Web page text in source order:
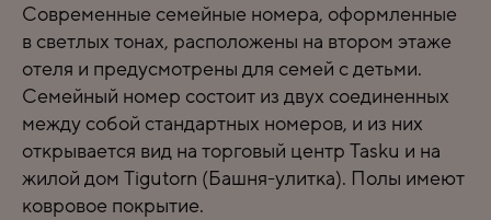
Современные семейные номера, оформленные
в светлых тонах, расположены на втором этаже
отеля и предусмотрены для семей с детьми.
Семейный номер состоит из двух соединенных
между собой стандартных номеров, и из них
открывается вид на торговый центр Tasku и на
жилой дом Tigutorn (Башня-улитка). Полы имеют
ковровое покрытие.